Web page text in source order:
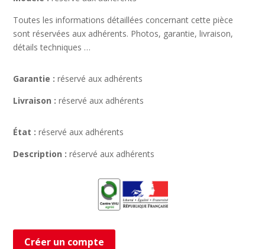
Toutes les informations détaillées concernant cette pièce
sont réservées aux adhérents. Photos, garantie, livraison,
détails techniques …
Garantie : réservé aux adhérents
Livraison : réservé aux adhérents
État : réservé aux adhérents
Description : réservé aux adhérents
Créer un compte